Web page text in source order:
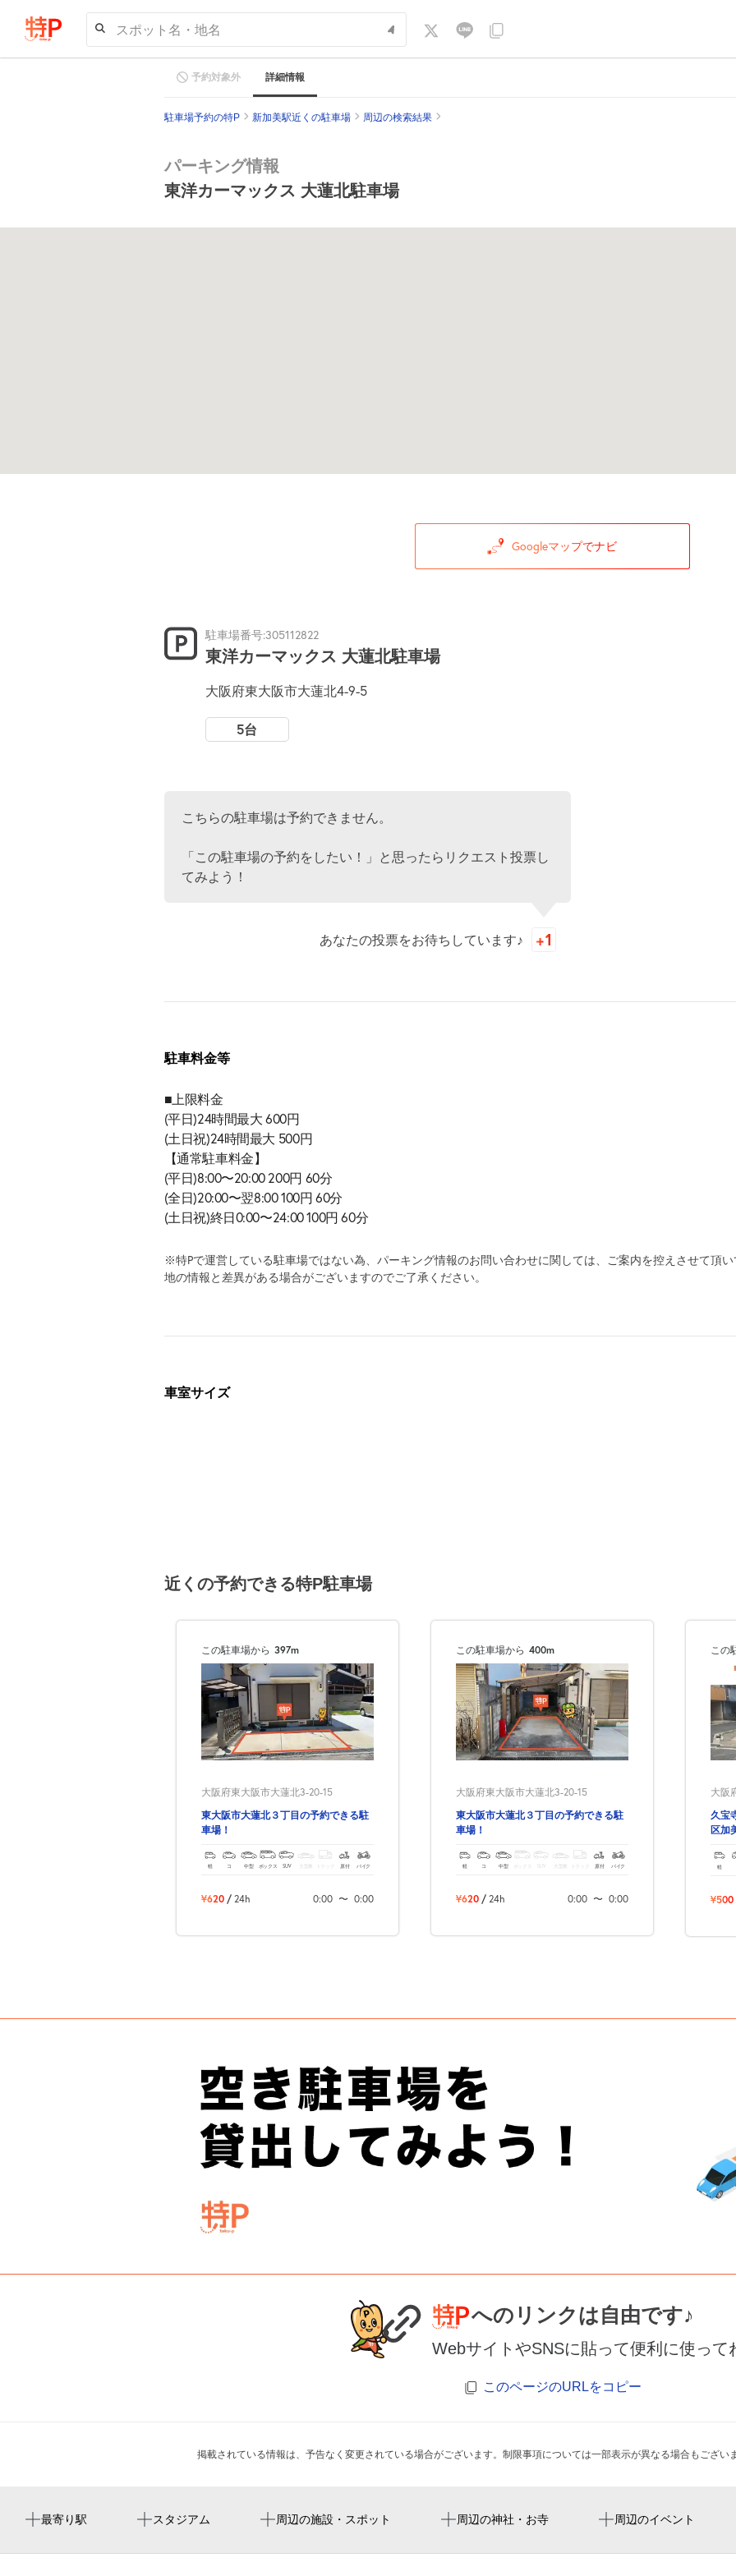
スポット名・地名
予約対象外 詳細情報
駐車場予約の特P 新加美駅近くの駐車場 周辺の検索結果
パーキング情報
東洋カーマックス 大蓮北駐車場
Googleマップでナビ
駐車場番号:305112822
東洋カーマックス 大蓮北駐車場
大阪府東大阪市大蓮北4-9-5
5台
こちらの駐車場は予約できません。
「この駐車場の予約をしたい！」と思ったらリクエスト投票し
てみよう！
あなたの投票をお待ちしています♪
駐車料金等
■上限料金
(平日)24時間最大 600円
(土日祝)24時間最大 500円
【通常駐車料金】
(平日)8:00〜20:00 200円 60分
(全日)20:00〜翌8:00 100円 60分
(土日祝)終日0:00〜24:00 100円 60分
※特Pで運営している駐車場ではない為、パーキング情報のお問い合わせに関しては、ご案内を控えさせて頂
地の情報と差異がある場合がございますのでご了承ください。
車室サイズ
近くの予約できる特P駐車場
この駐車場から 397m
大阪府東大阪市大蓮北3-20-15
東大阪市大蓮北３丁目の予約できる駐
車場！
軽 コ 中型 ボックス SUV トラック 原付 バイク
¥620 / 24h 0:00 〜 0:00
この駐車場から 400m
大阪府東大阪市大蓮北3-20-15
東大阪市大蓮北３丁目の予約できる駐
車場！
軽 コ 中型 ボックス SUV トラック 原付 バイク
¥620 / 24h 0:00 〜 0:00
この
大阪
久宝
区加
軽
¥500
へのリンクは自由です♪
WebサイトやSNSに貼って便利に使って
このページのURLをコピー
掲載されている情報は、予告なく変更されている場合がございます。制限事項については一部表示が異なる場合もござい
最寄り駅 スタジアム 周辺の施設・スポット 周辺の神社・お寺 周辺のイベント
新加美駅
加美駅
周辺にスタジアムが見つかりませんでした。
大蓮インドアテニスクラブ
東大阪市立長瀬中学校
周辺に神社・お寺が見つかりませんでした。
周辺にイベントが見つかりませんでした。